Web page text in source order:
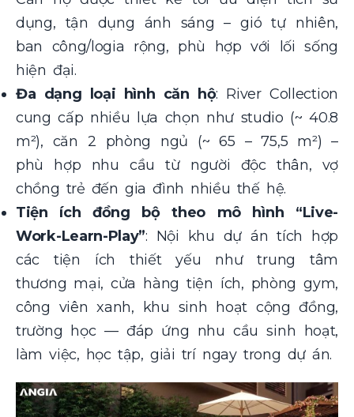
dụng, tận dụng ánh sáng – gió tự nhiên,
ban công/logia rộng, phù hợp với lối sống
hiện đại.
Đa dạng loại hình căn hộ: River Collection
cung cấp nhiều lựa chọn như studio (~ 40.8
m²), căn 2 phòng ngủ (~ 65 – 75,5 m²) –
phù hợp nhu cầu từ người độc thân, vợ
chồng trẻ đến gia đình nhiều thế hệ.
Tiện ích đồng bộ theo mô hình “Live-
Work-Learn-Play”: Nội khu dự án tích hợp
các tiện ích thiết yếu như trung tâm
thương mại, cửa hàng tiện ích, phòng gym,
công viên xanh, khu sinh hoạt cộng đồng,
trường học — đáp ứng nhu cầu sinh hoạt,
làm việc, học tập, giải trí ngay trong dự án.